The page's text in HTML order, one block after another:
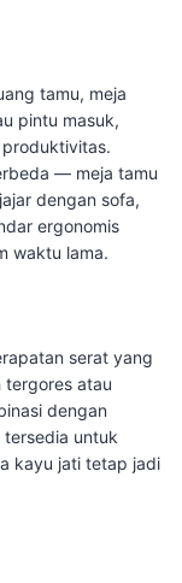
tamu, meja
pintu masuk,
— meja tamu
dengan sofa,
ergonomis
waktu lama.
serat yang
tergores atau
dengan
tersedia untuk
kayu jati tetap jadi